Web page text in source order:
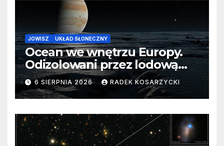
JOWISZ UKŁAD SŁONECZNY
Ocean we wnętrzu Europy.
Odizolowani przez lodową
barierę
6 SIERPNIA 2026 RADEK KOSARZYCKI